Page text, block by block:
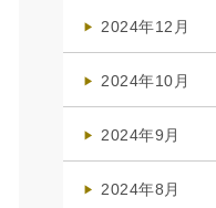
2024年12月
2024年10月
2024年9月
2024年8月